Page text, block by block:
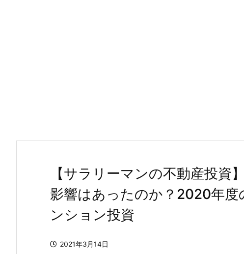
【サラリーマンの不動産投資
影響はあったのか？2020年度
ンション投資
2021年3月14日